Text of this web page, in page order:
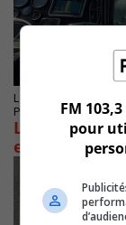
LONGUEUIL
Publié le 22
Le SPAL a
eaux
FM
pour